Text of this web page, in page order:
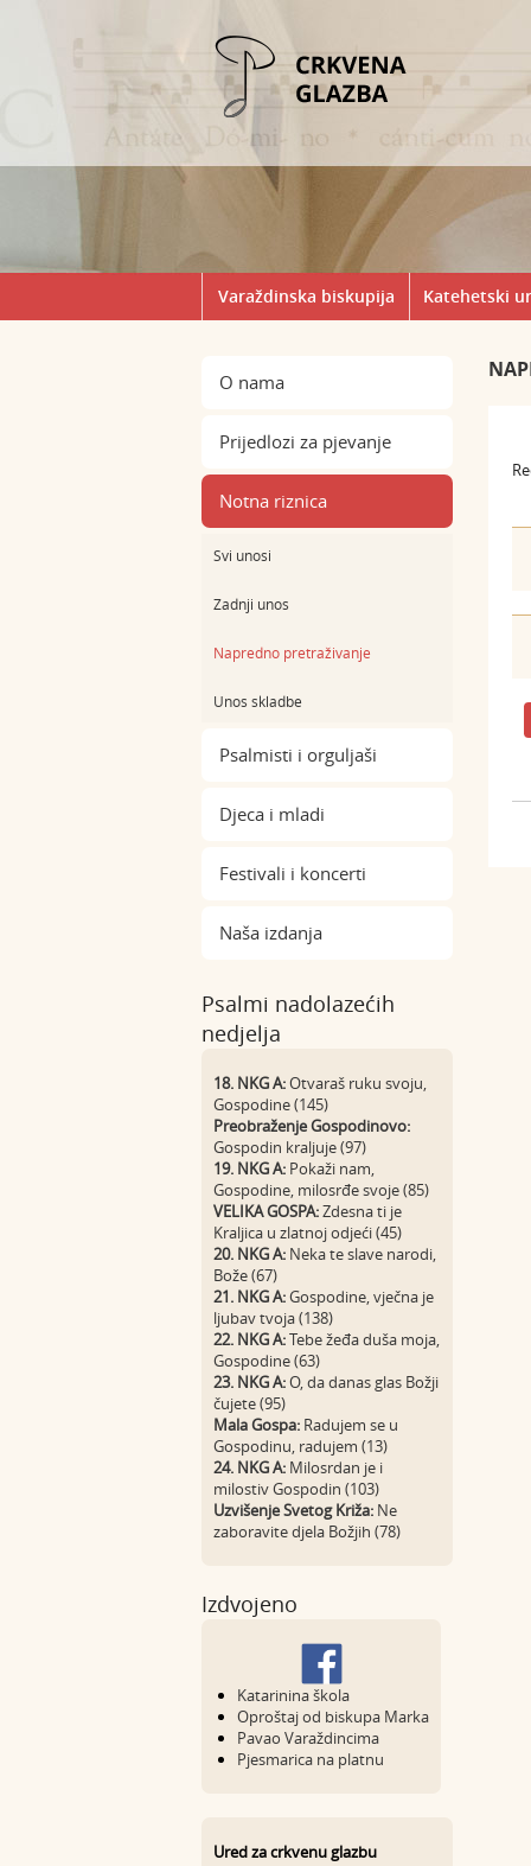
Varaždinska biskupija Katehetski
O nama
Prijedlozi za pjevanje
Notna riznica
Svi unosi
Zadnji unos
Napredno pretraživanje
Unos skladbe
Psalmisti i orguljaši
Djeca i mladi
Festivali i koncerti
Naša izdanja
Psalmi nadolazećih
nedjelja
18. NKG A:Otvaraš ruku svoju,
Gospodine (145)
Preobraženje Gospodinovo:
Gospodin kraljuje (97)
19. NKG A: Pokaži nam,
Gospodine, milosrđe svoje (85)
VELIKA GOSPA:Zdesna ti je
Kraljica u zlatnoj odjeći (45)
20. NKG A: Neka te slave narodi,
Bože (67)
21. NKG A:Gospodine, vječna je
ljubav tvoja (138)
22. NKG A:Tebe žeđa duša moja,
Gospodine (63)
23. NKG A:O, da danas glas Božji
čujete (95)
Mala Gospa: Radujem se u
Gospodinu, radujem (13)
24. NKG A: Milosrdan je i
milostiv Gospodin (103)
Uzvišenje Svetog Križa: Ne
zaboravite djela Božjih (78)
Izdvojeno
Katarinina škola
Oproštaj od biskupa Marka
Pavao Varaždincima
Pjesmarica na platnu
Ured za crkvenu glazbu